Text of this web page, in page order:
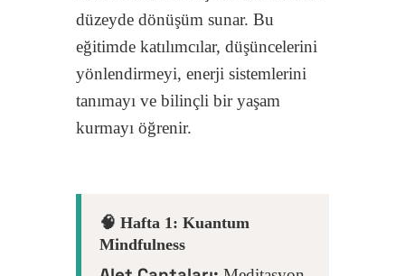
düzeyde dönüşüm sunar. Bu
eğitimde katılımcılar, düşüncelerini
yönlendirmeyi, enerji sistemlerini
tanımayı ve bilinçli bir yaşam
kurmayı öğrenir.
🧠 Hafta 1: Kuantum
Mindfulness